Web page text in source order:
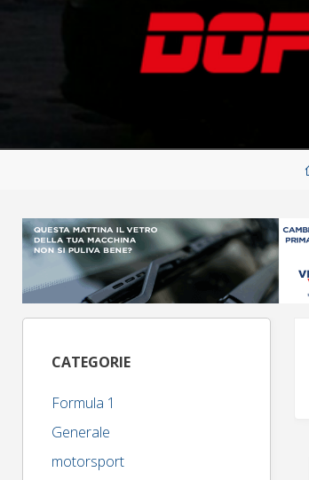
CATEGORIE
Formula 1
Generale
motorsport